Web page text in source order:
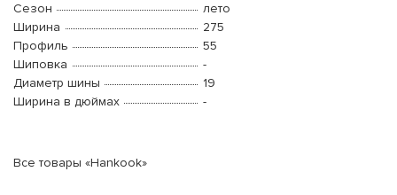
Сезон
лето
Ширина
275
Профиль
55
Шиповка
-
Диаметр шины
19
Ширина в дюймах
-
Все товары «Hankook»